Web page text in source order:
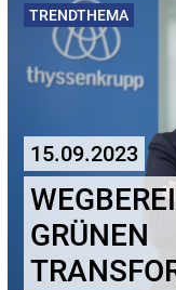
TRENDTHEMA
15.09.2023
GRÜNEN